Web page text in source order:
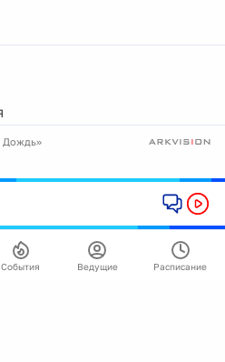
Дождь»
События Ведущие Расписание